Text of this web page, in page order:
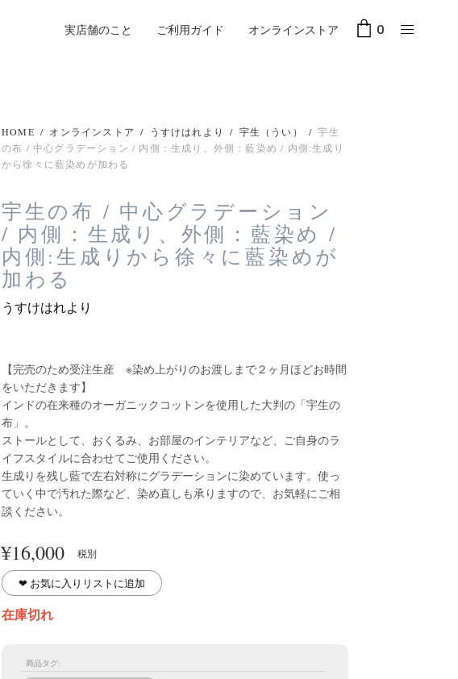
実店舗のこと ご利用ガイド オンラインストア 0
HOME / オンラインストア / うすけはれより / 宇生（うい） / 宇生
の布 / 中心グラデーション / 内側：生成り、外側：藍染め / 内側:生成り
から徐々に藍染めが加わる
宇生の布 / 中心グラデーション
/ 内側：生成り、外側：藍染め /
内側:生成りから徐々に藍染めが
加わる
うすけはれより
【完売のため受注生産 ※染め上がりのお渡しまで２ヶ月ほどお時間
をいただきます】
インドの在来種のオーガニックコットンを使用した大判の「宇生の
布」。
ストールとして、おくるみ、お部屋のインテリアなど、ご自身のラ
イフスタイルに合わせてご使用ください。
生成りを残し藍で左右対称にグラデーションに染めています。使っ
ていく中で汚れた際など、染め直しも承りますので、お気軽にご相
談ください。
¥16,000 税別
❤︎ お気に入りリストに追加
在庫切れ
商品タグ: